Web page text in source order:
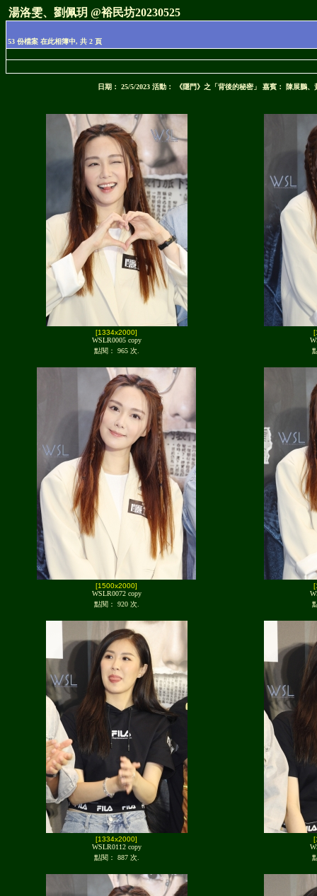
湯洛雯、劉佩玥 @裕民坊20230525
53 份檔案 在此相簿中, 共 2 頁
日期： 25/5/2023 活動： 《隱門》之「背後的秘密」 嘉賓： 陳展鵬
[1334x2000]
WSLR0005 copy
點閱： 965 次.
[1500x2000]
WSLR0072 copy
點閱： 920 次.
[1334x2000]
WSLR0112 copy
點閱： 887 次.